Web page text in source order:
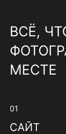
ВСЁ,
МЕСТЕ
01
САЙТ